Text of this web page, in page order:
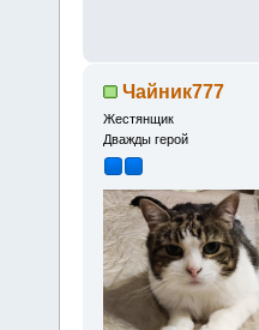
Чайник777
Жестянщик
Дважды герой